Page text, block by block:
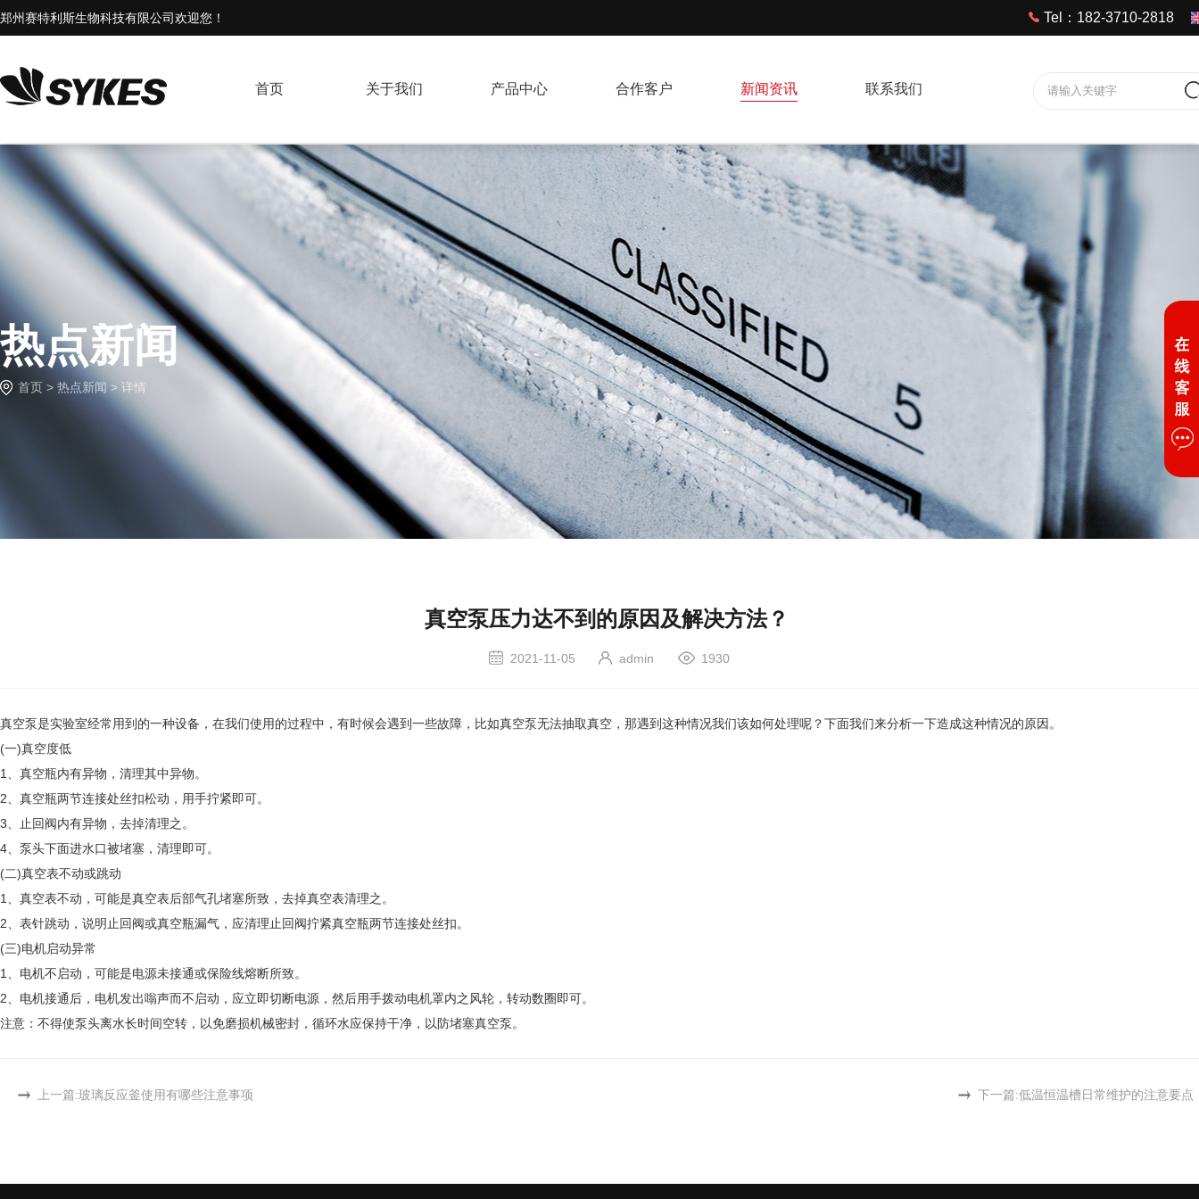
郑州赛特利斯生物科技有限公司欢迎您！ Tel：182-3710-2818
首页 关于我们 产品中心 合作客户 新闻资讯 联系我们
热点新闻
首页 > 热点新闻 > 详情
真空泵压力达不到的原因及解决方法？
2021-11-05 admin 1930
真空泵是实验室经常用到的一种设备，在我们使用的过程中，有时候会遇到一些故障，比如真空泵无法抽取真空，那遇到这种情况我们该如何处理呢？下面我们来分析一下造成这种情况的原因。
(一)真空度低
1、真空瓶内有异物，清理其中异物。
2、真空瓶两节连接处丝扣松动，用手拧紧即可。
3、止回阀内有异物，去掉清理之。
4、泵头下面进水口被堵塞，清理即可。
(二)真空表不动或跳动
1、真空表不动，可能是真空表后部气孔堵塞所致，去掉真空表清理之。
2、表针跳动，说明止回阀或真空瓶漏气，应清理止回阀拧紧真空瓶两节连接处丝扣。
(三)电机启动异常
1、电机不启动，可能是电源未接通或保险线熔断所致。
2、电机接通后，电机发出嗡声而不启动，应立即切断电源，然后用手拨动电机罩内之风轮，转动数圈即可。
注意：不得使泵头离水长时间空转，以免磨损机械密封，循环水应保持干净，以防堵塞真空泵。
上一篇:玻璃反应釜使用有哪些注意事项 下一篇:低温恒温槽日常维护的注意要点